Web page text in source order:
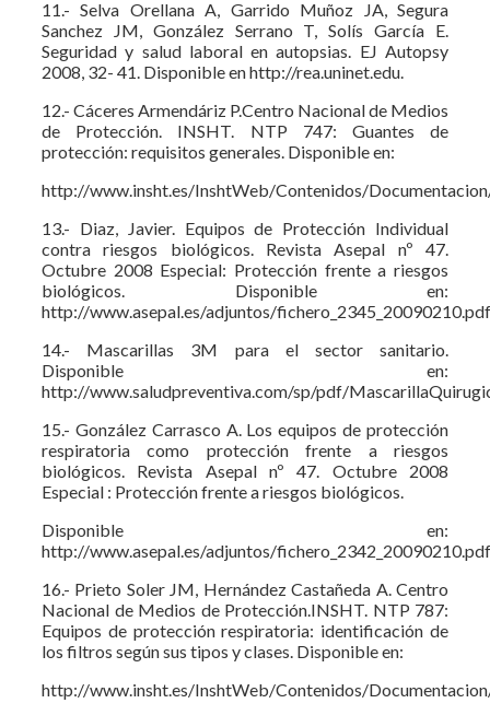
11.- Selva Orellana A, Garrido Muñoz JA, Segura
Sanchez JM, González Serrano T, Solís García E.
Seguridad y salud laboral en autopsias. EJ Autopsy
2008, 32- 41. Disponible en http://rea.uninet.edu.
12.- Cáceres Armendáriz P.Centro Nacional de Medios
de Protección. INSHT. NTP 747: Guantes de
protección: requisitos generales. Disponible en:
http://www.insht.es/InshtWeb/Contenidos/
13.- Diaz, Javier. Equipos de Protección Individual
contra riesgos biológicos. Revista Asepal nº 47.
Octubre 2008 Especial: Protección frente a riesgos
biológicos. Disponible en:
http://www.asepal.es/adjuntos/fichero_2345_20090210.pdf
14.- Mascarillas 3M para el sector sanitario.
Disponible en:
http://www.saludpreventiva.com/sp/pdf/
15.- González Carrasco A. Los equipos de protección
respiratoria como protección frente a riesgos
biológicos. Revista Asepal nº 47. Octubre 2008
Especial : Protección frente a riesgos biológicos.
Disponible en:
http://www.asepal.es/adjuntos/fichero_2342_20090210.pdf
16.- Prieto Soler JM, Hernández Castañeda A. Centro
Nacional de Medios de Protección.INSHT. NTP 787:
Equipos de protección respiratoria: identificación de
los filtros según sus tipos y clases. Disponible en:
http://www.insht.es/InshtWeb/Contenidos/